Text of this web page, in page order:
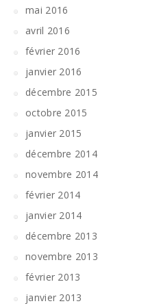
mai 2016
avril 2016
février 2016
janvier 2016
décembre 2015
octobre 2015
janvier 2015
décembre 2014
novembre 2014
février 2014
janvier 2014
décembre 2013
novembre 2013
février 2013
janvier 2013